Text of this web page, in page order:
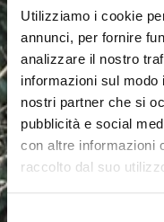
Utilizziamo i cookie
annunci, per fornire
analizzare il nostro
informazioni sul
nostri partner che si
pubblicità e social
con altre informazioni
raccolto dal suo
Selezione
Es scheint,